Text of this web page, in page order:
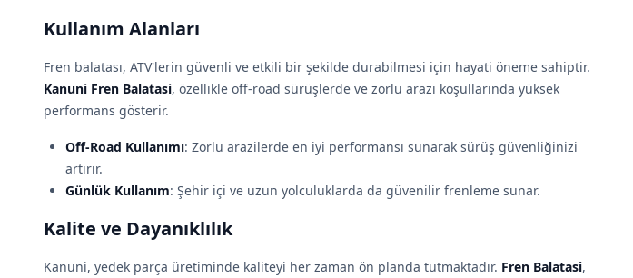
Kullanım Alanları
Fren balatası, ATV'lerin güvenli ve etkili bir şekilde durabilmesi için hayati öneme sahiptir.
Kanuni Fren Balatasi, özellikle off-road sürüşlerde ve zorlu arazi koşullarında yüksek
performans gösterir.
Off-Road Kullanımı: Zorlu arazilerde en iyi performansı sunarak sürüş güvenliğinizi
artırır.
Günlük Kullanım: Şehir içi ve uzun yolculuklarda da güvenilir frenleme sunar.
Kalite ve Dayanıklılık
Kanuni, yedek parça üretiminde kaliteyi her zaman ön planda tutmaktadır. Fren Balatasi,